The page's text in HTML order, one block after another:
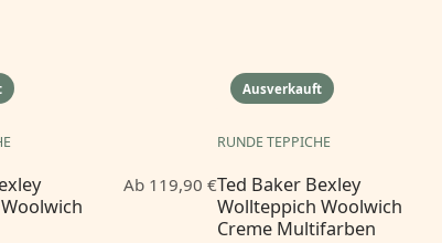
Ab 119,90 €
Ausverkauft
RUNDE TEPPICHE
Ted Baker Bexley
Wollteppich Woolwich
Creme Multifarben